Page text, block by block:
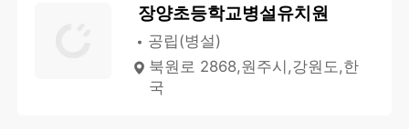
장양초등학교병설유치원
공립(병설)
북원로 2868,원주시,강원도,한
국